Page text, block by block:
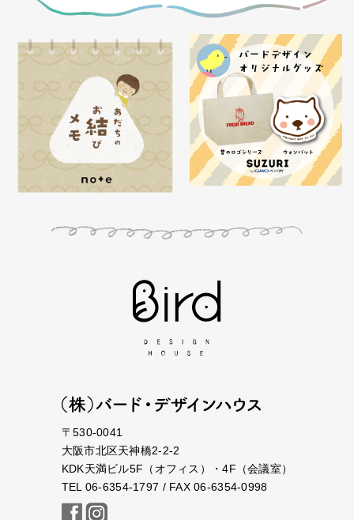
〒530-0041
大阪市北区天神橋2-2-2
KDK天満ビル5F（オフィス）・4F（会議室）
TEL 06-6354-1797 / FAX 06-6354-0998